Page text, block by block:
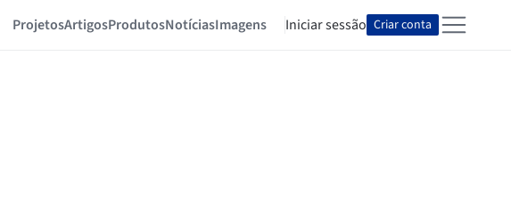
ProjetosArtigosProdutosNotíciasImagens Iniciar sessão Criar conta